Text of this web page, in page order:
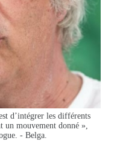
d’intégrer les différents
un mouvement donné »,
- Belga.